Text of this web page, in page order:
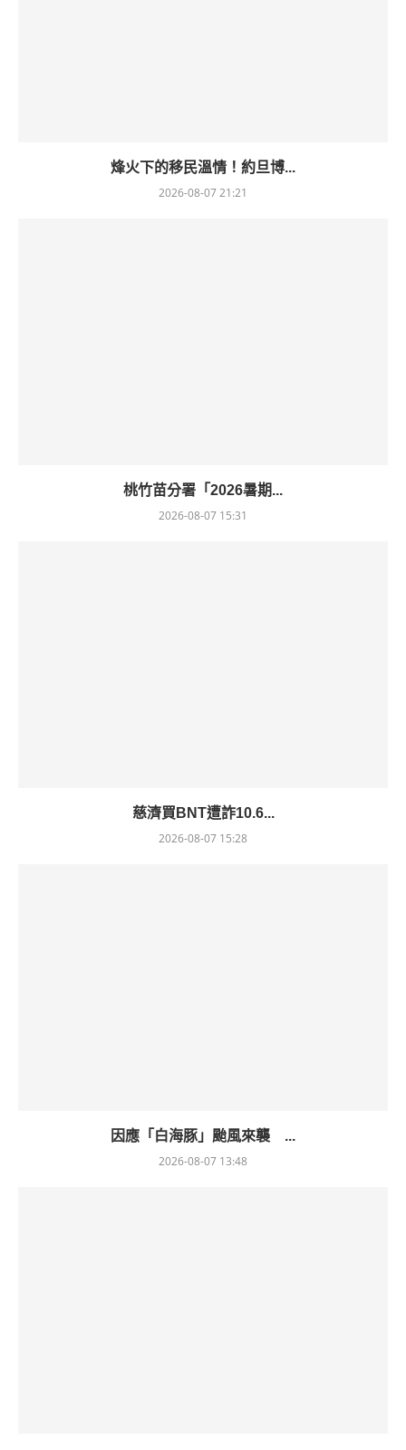
烽火下的移民溫情！約旦博...
2026-08-07 21:21
桃竹苗分署「2026暑期...
2026-08-07 15:31
慈濟買BNT遭詐10.6...
2026-08-07 15:28
因應「白海豚」颱風來襲 ...
2026-08-07 13:48